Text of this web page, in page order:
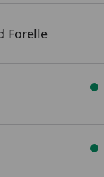
Forelle